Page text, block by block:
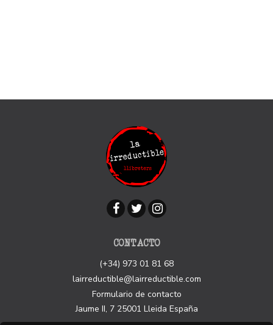
CONTACTO
(+34) 973 01 81 68
lairreductible@lairreductible.com
Formulario de contacto
Jaume II, 7 25001 Lleida España